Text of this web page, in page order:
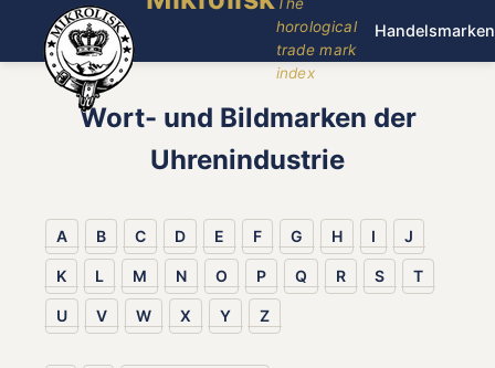
horological
trade mark
index
Handelsmarken
Wort- und Bildmarken der
Uhrenindustrie
A B C D E F G H I J
K L M N O P Q R S T
U V W X Y Z